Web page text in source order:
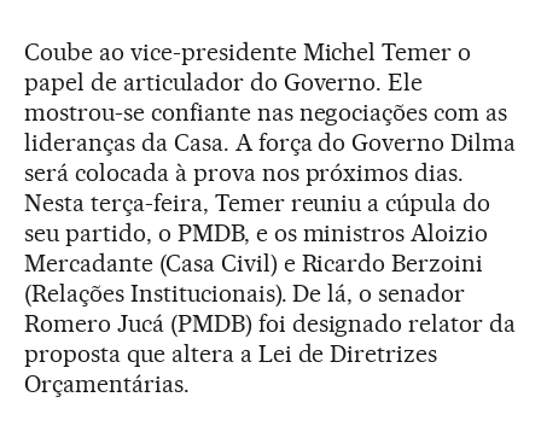
Coube ao vice-presidente Michel Temer o
papel de articulador do Governo. Ele
mostrou-se confiante nas negociações com as
lideranças da Casa. A força do Governo Dilma
será colocada à prova nos próximos dias.
Nesta terça-feira, Temer reuniu a cúpula do
seu partido, o PMDB, e os ministros Aloizio
Mercadante (Casa Civil) e Ricardo Berzoini
(Relações Institucionais). De lá, o senador
Romero Jucá (PMDB) foi designado relator da
proposta que altera a Lei de Diretrizes
Orçamentárias.